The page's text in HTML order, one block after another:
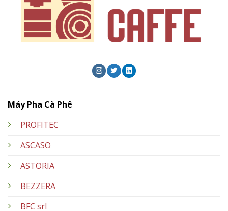
Máy Pha Cà Phê
PROFITEC
ASCASO
ASTORIA
BEZZERA
BFC srl